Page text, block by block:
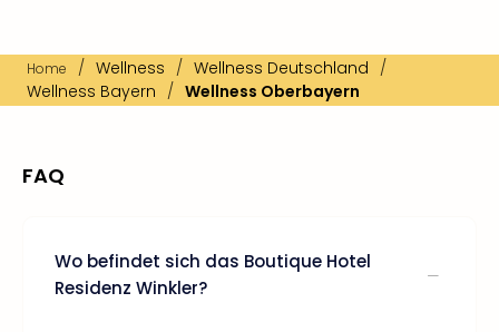
Home / Wellness / Wellness Deutschland /
Wellness Bayern / Wellness Oberbayern
FAQ
Wo befindet sich das Boutique Hotel
Residenz Winkler?